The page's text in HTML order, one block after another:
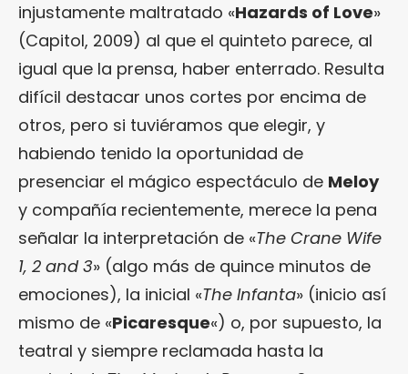
injustamente maltratado «Hazards of Love»
(Capitol, 2009) al que el quinteto parece, al
igual que la prensa, haber enterrado. Resulta
difícil destacar unos cortes por encima de
otros, pero si tuviéramos que elegir, y
habiendo tenido la oportunidad de
presenciar el mágico espectáculo de Meloy
y compañía recientemente, merece la pena
señalar la interpretación de «The Crane Wife
1, 2 and 3» (algo más de quince minutos de
emociones), la inicial «The Infanta» (inicio así
mismo de «Picaresque«) o, por supuesto, la
teatral y siempre reclamada hasta la